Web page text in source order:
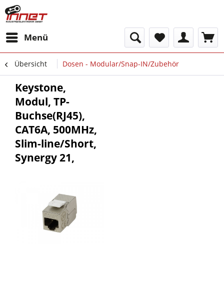
Menü
Übersicht Dosen - Modular/Snap-IN/Zubehör
Keystone,
Modul, TP-
Buchse(RJ45),
CAT6A, 500MHz,
Slim-line/Short,
Synergy 21,